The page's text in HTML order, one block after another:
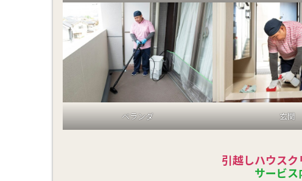
ベランダ 玄関
引越しハウス
サービス